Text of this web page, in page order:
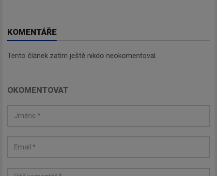
KOMENTÁŘE
Tento článek zatím ještě nikdo neokomentoval.
OKOMENTOVAT